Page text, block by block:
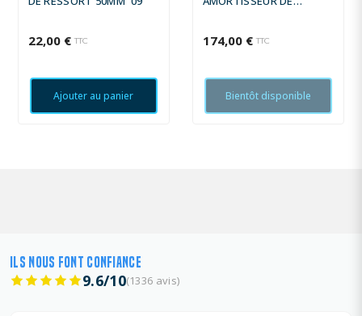
22,00 € TTC
Ajouter au panier
174,00 € TTC
Bientôt disponible
ILS NOUS FONT CONFIANCE
9.6/10(1336 avis)